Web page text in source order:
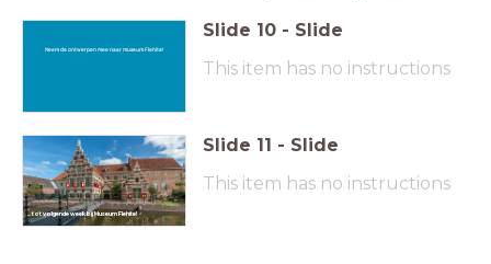
Neem de ontwerpen mee naar museum Flehite!
Slide 10 - Slide
This item has no instructions
... tot volgende week bij Museum Flehite!
Slide 11 - Slide
This item has no instructions